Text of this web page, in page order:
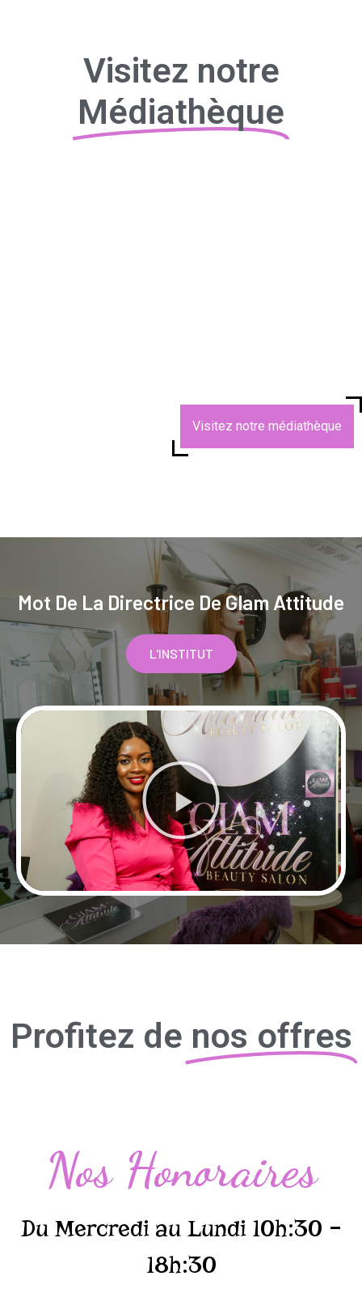
Visitez notre
Médiathèque
Visitez notre médiathèque
Mot De La Directrice De Glam Attitude
L'INSTITUT
Profitez de nos offres
Nos Honoraires
Du Mercredi au Lundi 10h:30 –
18h:30